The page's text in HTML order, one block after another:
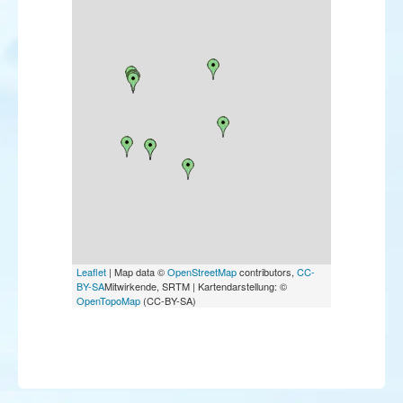
Leaflet | Map data ©OpenStreetMapcontributors, CC-
BY-SAMitwirkende, SRTM | Kartendarstellung: ©
OpenTopoMap (CC-BY-SA)